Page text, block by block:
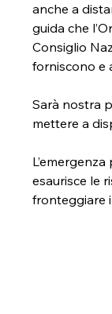
anche a
guida che
Consiglio
forniscono e
Sarà nostra
mettere a
esaurisce le
fronteggiare